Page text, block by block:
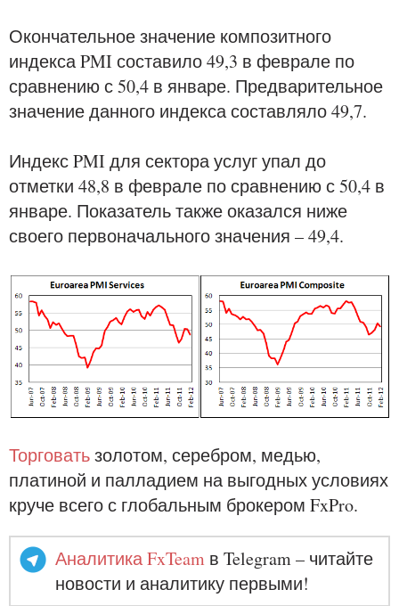
Окончательное значение композитного
индекса PMI составило 49,3 в феврале по
сравнению с 50,4 в январе. Предварительное
значение данного индекса составляло 49,7.
Индекс PMI для сектора услуг упал до
отметки 48,8 в феврале по сравнению с 50,4 в
январе. Показатель также оказался ниже
своего первоначального значения – 49,4.
Торговатьзолотом, серебром, медью,
платиной и палладием на выгодных условиях
круче всего с глобальным брокером FxPro.
Аналитика FxTeam в Telegram – читайте
новости и аналитику первыми!